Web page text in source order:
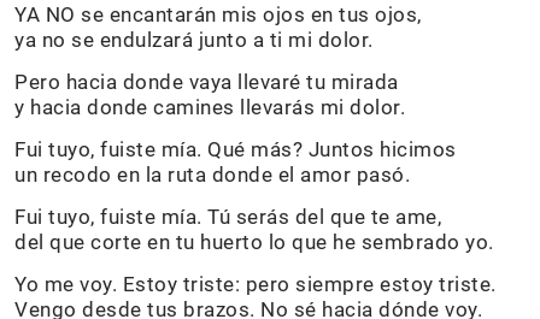
YA NO se encantarán mis ojos en tus ojos,
ya no se endulzará junto a ti mi dolor.
Pero hacia donde vaya llevaré tu mirada
y hacia donde camines llevarás mi dolor.
Fui tuyo, fuiste mía. Qué más? Juntos hicimos
un recodo en la ruta donde el amor pasó.
Fui tuyo, fuiste mía. Tú serás del que te ame,
del que corte en tu huerto lo que he sembrado yo.
Yo me voy. Estoy triste: pero siempre estoy triste.
Vengo desde tus brazos. No sé hacia dónde voy.